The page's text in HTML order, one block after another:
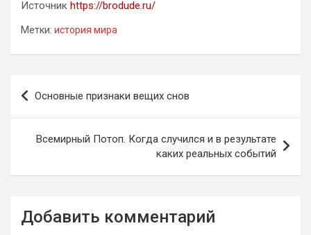
Источник https://brodude.ru/
Метки: история мира
Навигация
по
записям
Основные признаки вещих снов
Всемирный Потоп. Когда случился и в результате
каких реальных событий
Добавить комментарий